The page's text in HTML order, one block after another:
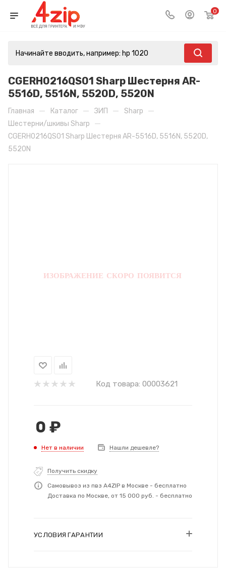
0
CGERH0216QS01 Sharp Шестерня AR-
5516D, 5516N, 5520D, 5520N
Главная — Каталог — ЗИП — Sharp —
Шестерни/шкивы Sharp —
CGERH0216QS01 Sharp Шестерня AR-5516D, 5516N, 5520D,
5520N
Код товара: 00003621
0 ₽
Нет в наличии Нашли дешевле?
Получить скидку
Самовывоз из пвз A4ZIP в Москве - бесплатно
Доставка по Москве, от 15 000 руб. - бесплатно
УСЛОВИЯ ГАРАНТИИ